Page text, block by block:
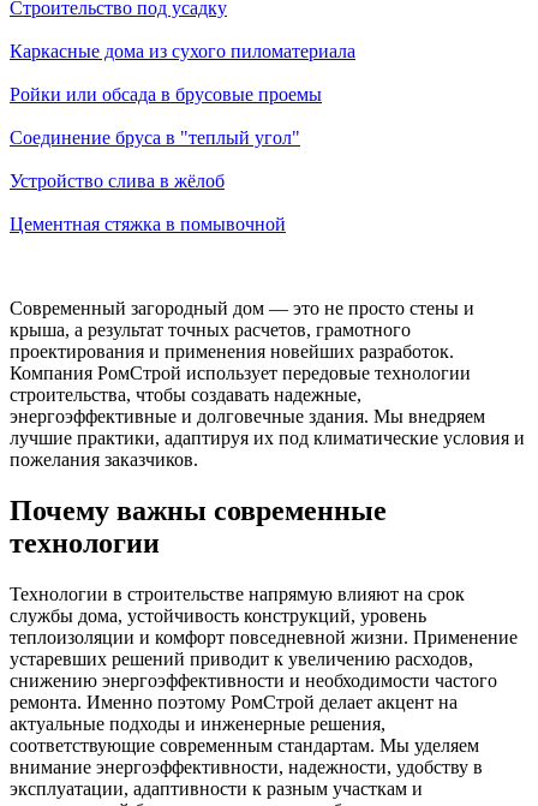
Строительство под усадку
Каркасные дома из сухого пиломатериала
Ройки или обсада в брусовые проемы
Соединение бруса в "теплый угол"
Устройство слива в жёлоб
Цементная стяжка в помывочной
Современный загородный дом — это не просто стены и
крыша, а результат точных расчетов, грамотного
проектирования и применения новейших разработок.
Компания РомСтрой использует передовые технологии
строительства, чтобы создавать надежные,
энергоэффективные и долговечные здания. Мы внедряем
лучшие практики, адаптируя их под климатические условия и
пожелания заказчиков.
Почему важны современные
технологии
Технологии в строительстве напрямую влияют на срок
службы дома, устойчивость конструкций, уровень
теплоизоляции и комфорт повседневной жизни. Применение
устаревших решений приводит к увеличению расходов,
снижению энергоэффективности и необходимости частого
ремонта. Именно поэтому РомСтрой делает акцент на
актуальные подходы и инженерные решения,
соответствующие современным стандартам. Мы уделяем
внимание энергоэффективности, надежности, удобству в
эксплуатации, адаптивности к разным участкам и